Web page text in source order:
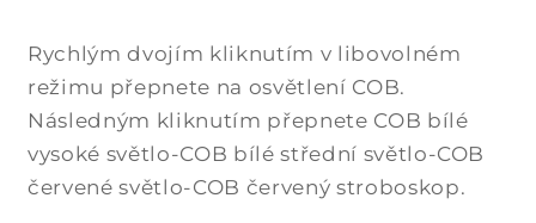
Rychlým dvojím kliknutím v libovolném
režimu přepnete na osvětlení COB.
Následným kliknutím přepnete COB bílé
vysoké světlo-COB bílé střední světlo-COB
červené světlo-COB červený stroboskop.